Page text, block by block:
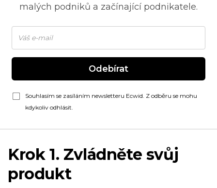
malých podniků a začínající podnikatele.
Odebírat
Souhlasím se zasíláním newsletteru Ecwid. Z odběru se mohu
kdykoliv odhlásit.
Krok 1. Zvládněte svůj
produkt